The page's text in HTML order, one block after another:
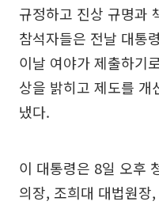
규정하고 진상 규명과
참석자들은 전날 대통
이날 여야가 제출하기
상을 밝히고 제도를 개
냈다.
이 대통령은 8일 오후
의장, 조희대 대법원장